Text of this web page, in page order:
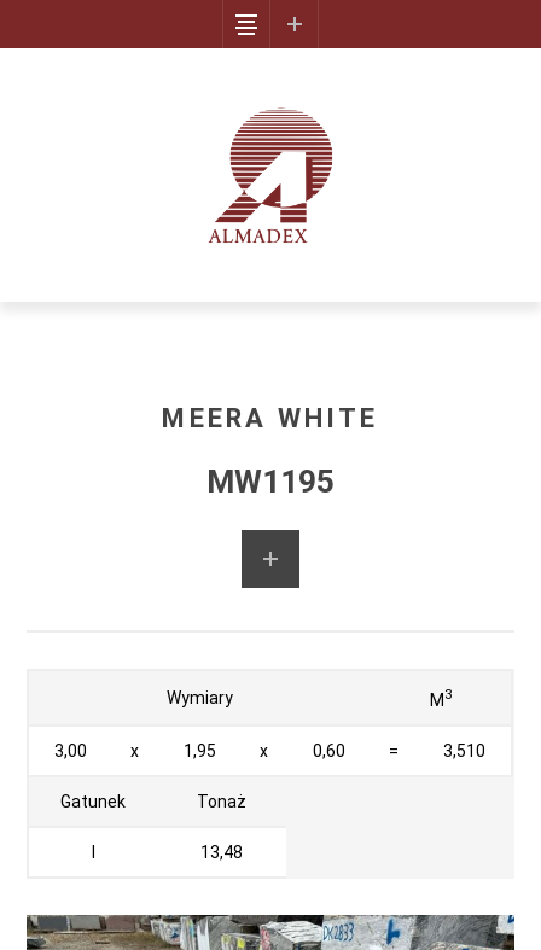
MEERA WHITE
MW1195
Wymiary M 3
3,00 x 1,95 x 0,60 = 3,510
Gatunek Tonaż
13,48